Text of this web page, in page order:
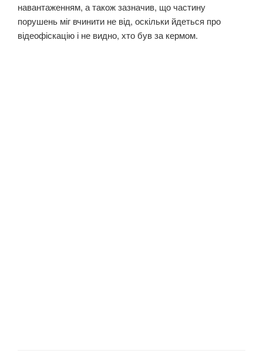
навантаженням, а також зазначив, що частину
порушень міг вчинити не від, оскільки йдеться про
відеофіскацію і не видно, хто був за кермом.